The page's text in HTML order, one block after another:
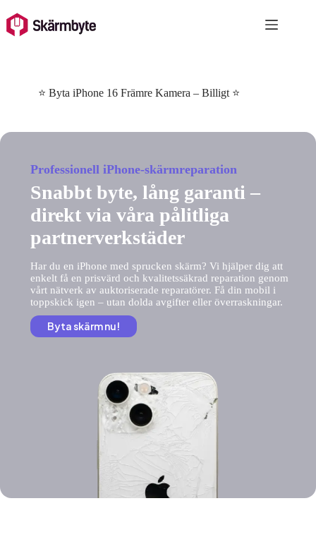
to
content
⭐ Byta iPhone 16 Främre Kamera – Billigt ⭐
Professionell iPhone-skärmreparation
Snabbt byte, lång garanti –
direkt via våra pålitliga
partnerverkstäder
Har du en iPhone med sprucken skärm? Vi hjälper dig att
enkelt få en prisvärd och kvalitetssäkrad reparation genom
vårt nätverk av auktoriserade reparatörer. Få din mobil i
toppskick igen – utan dolda avgifter eller överraskningar.
Byta skärm nu!